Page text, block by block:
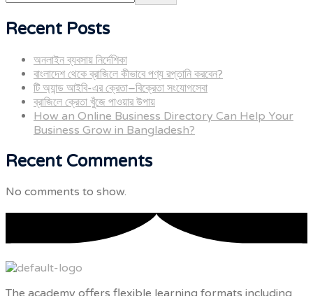
Recent Posts
অনলাইন ব্যবসায় নির্দেশিকা
বাংলাদেশ থেকে ব্রাজিলে কীভাবে পণ্য রপ্তানি করবেন?
টি অ্যান্ড আইবি-এর ক্রেতা–বিক্রেতা সংযোগসেবা
ব্রাজিলে ক্রেতা খুঁজে পাওয়ার উপায়
How an Online Business Directory Can Help Your
Business Grow in Bangladesh?
Recent Comments
No comments to show.
The academy offers flexible learning formats including